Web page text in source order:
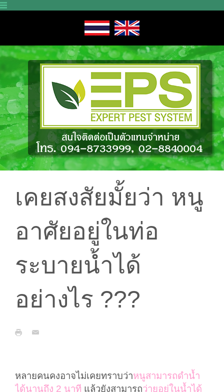
เคยสงสัยมั้ยว่า หนู
อาศัยอยู่ในท่อ
ระบายน้ำได้
อย่างไร ???
หลายคนคงอาจไม่เคยทราบว่าหนูสามารถดำน้ำ
ได้นานถึง 2 นาที แล้วยังสามารถว่ายอยู่ในน้ำได้